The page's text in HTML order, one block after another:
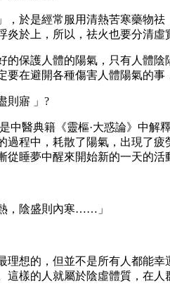
是經常服用清熱苦寒藥物祛
於上，所以，祛火也要分清
護人體的陽氣，只有人體陰
在避開各種傷害人體陽氣的事
寤 」?
典籍《靈樞·大惑論》中解釋
過程中，耗散了陽氣，出現了
睡夢中醒來開始新的一天的活
，陰盛則內寒……」
的，但並不是所有人都能幸
樣的人就屬於陰虛體質，在人